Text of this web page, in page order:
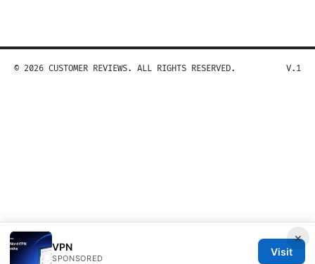
×
VPN
SPONSORED
Visit
© 2026 CUSTOMER REVIEWS. ALL RIGHTS RESERVED. V.1